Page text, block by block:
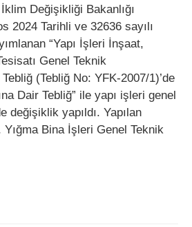
Değişikliği Bakanlığı
2024 Tarihli ve 32636 sayılı
“Yapı İşleri İnşaat,
Genel Teknik
(Tebliğ No: YFK-2007/1)’de
Dair Tebliğ” ile yapı işleri genel
değişiklik yapıldı. Yapılan
Bina İşleri Genel Teknik